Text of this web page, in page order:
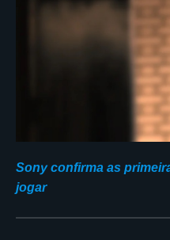
Sony confirma as
jogar